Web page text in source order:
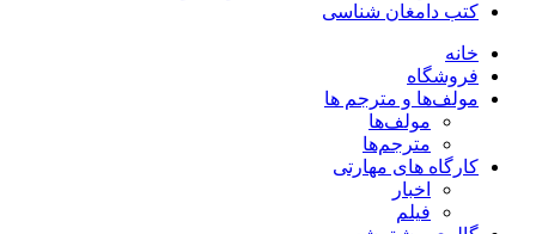
کتب دامغان شناسی
خانه
فروشگاه
مولف‌ها و مترجم ها
مولف‌ها
مترجم‌ها
کارگاه های مهارتی
اخبار
فیلم